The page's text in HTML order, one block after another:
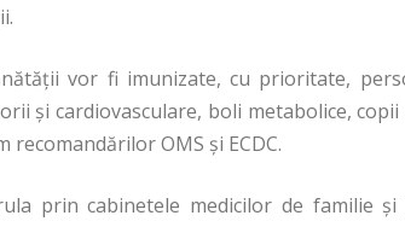
vor fi imunizate, cu prioritate,
şi cardiovasculare, boli metabolice,
OMS şi ECDC.
prin cabinetele medicilor de familie